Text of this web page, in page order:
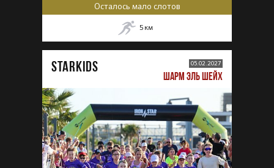
Осталось мало слотов
5 км
STARKIDS 05.02.2027
ШАРМ ЭЛЬ ШЕЙХ